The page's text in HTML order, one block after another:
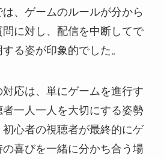
、ゲームのルールが分から
に対し、配信を中断してで
る姿が印象的でした。
応は、単にゲームを進行す
一人一人を大切にする姿勢
心者の視聴者が最終的にゲ
喜びを一緒に分かち合う場